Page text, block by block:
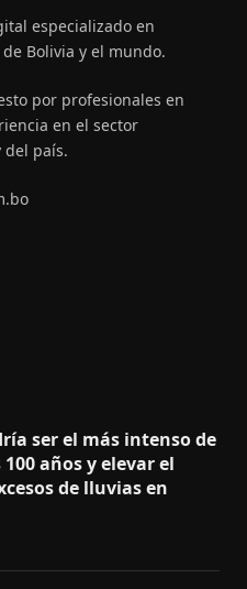
especializado en
Bolivia y el mundo.
por profesionales en
en el sector
del país.
ser el más intenso de
años y elevar el
de lluvias en